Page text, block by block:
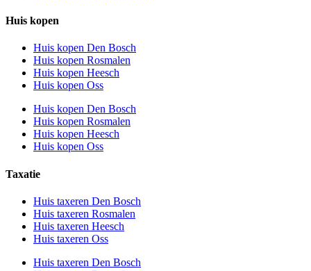
Huis kopen
Huis kopen Den Bosch
Huis kopen Rosmalen
Huis kopen Heesch
Huis kopen Oss
Huis kopen Den Bosch
Huis kopen Rosmalen
Huis kopen Heesch
Huis kopen Oss
Taxatie
Huis taxeren Den Bosch
Huis taxeren Rosmalen
Huis taxeren Heesch
Huis taxeren Oss
Huis taxeren Den Bosch